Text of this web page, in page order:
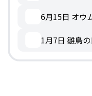
6月15日 オウ
1月7日 雛鳥の